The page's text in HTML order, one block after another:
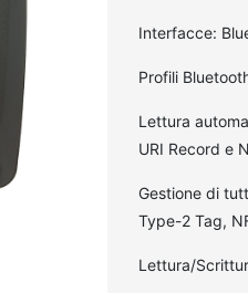
Interfacce:
Profili
Lettura
URI Record e
Gestione di
Type-2 Tag,
Lettura/